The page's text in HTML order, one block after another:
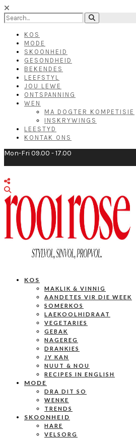
KOS
MODE
SKOONHEID
GESONDHEID
BEKENDES
LEEFSTYL
JOU LEWE
ONTSPANNING
WEN
MA DOGTER KOMPETISIE
INSKRYWINGS
LEESTYD
KONTAK ONS
Mon-Fri 09.00 - 17.00
KOS
MAKLIK & VINNIG
AANDETES VIR DIE WEEK
SOMERKOS
LAEKOOLHIDRAAT
VEGETARIES
GEBAK
NAGEREG
DRANKIES
JY KAN
NUUT & NOU
RECIPES IN ENGLISH
MODE
DRA DIT SO
WENKE
TRENDS
SKOONHEID
HARE
VELSORG